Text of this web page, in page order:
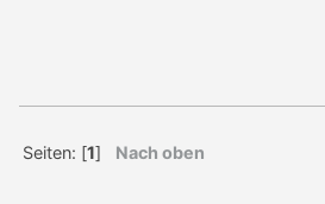
Seiten: [1] Nach oben